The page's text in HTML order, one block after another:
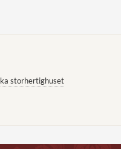
storhertighuset